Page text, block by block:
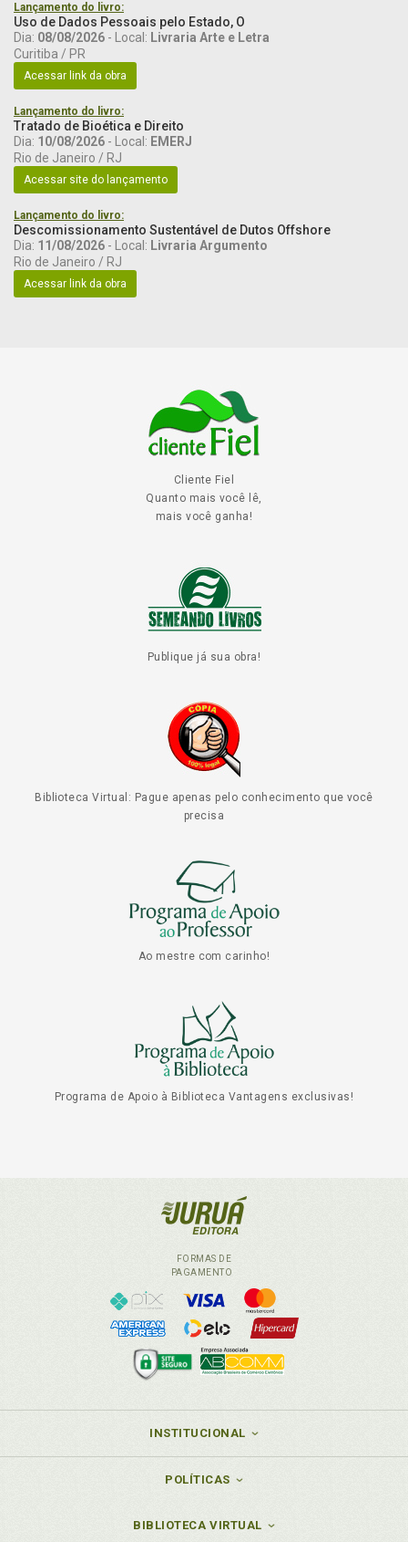
Lançamento do livro:
Uso de Dados Pessoais pelo Estado, O
Dia: 08/08/2026 - Local: Livraria Arte e Letra
Curitiba / PR
Acessar link da obra
Lançamento do livro:
Tratado de Bioética e Direito
Dia: 10/08/2026 - Local: EMERJ
Rio de Janeiro / RJ
Acessar site do lançamento
Lançamento do livro:
Descomissionamento Sustentável de Dutos Offshore
Dia: 11/08/2026 - Local: Livraria Argumento
Rio de Janeiro / RJ
Acessar link da obra
Cliente Fiel
Quanto mais você lê,
mais você ganha!
Publique já sua obra!
Biblioteca Virtual: Pague apenas pelo conhecimento que você
precisa
Ao mestre com carinho!
Programa de Apoio à Biblioteca Vantagens exclusivas!
FORMAS DE
PAGAMENTO
INSTITUCIONAL
POLÍTICAS
BIBLIOTECA VIRTUAL